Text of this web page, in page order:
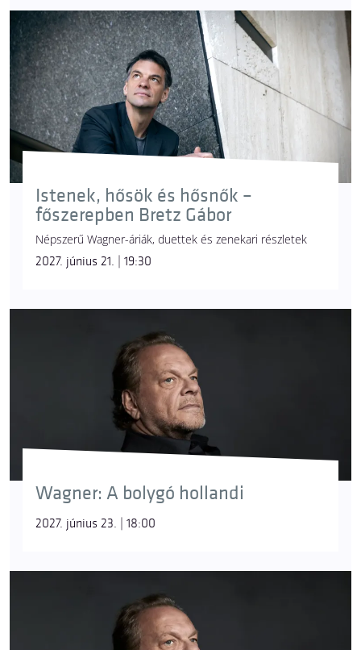
Istenek, hősök és hősnők –
főszerepben Bretz Gábor
Népszerű Wagner-áriák, duettek és zenekari részletek
2027. június 21. | 19:30
Wagner: A bolygó hollandi
2027. június 23. | 18:00